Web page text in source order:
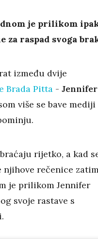
je prilikom
za raspad svoga
između dvije
Brada Pitta- Jennifer
više se bave mediji
rijetko, a kad
njihove rečenice
je prilikom Jennifer
svoje rastave s